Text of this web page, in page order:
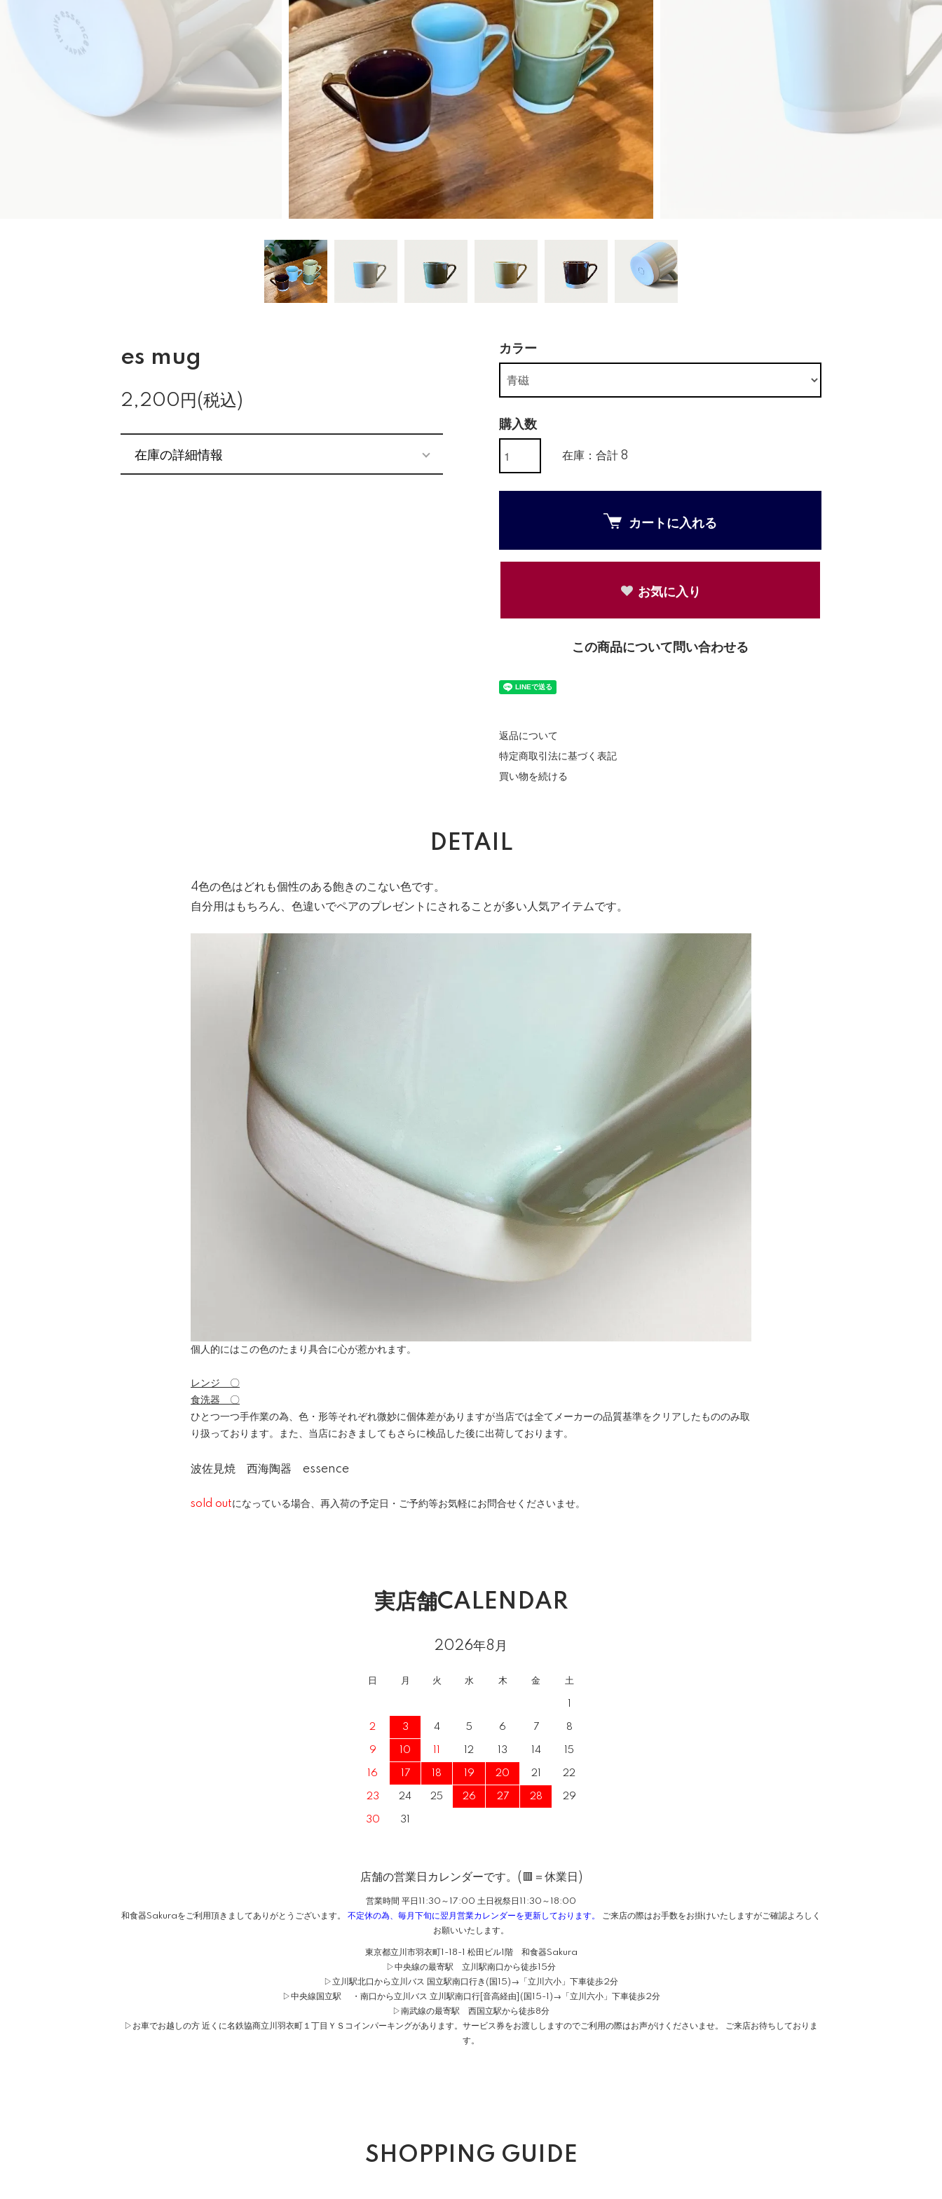
es mug
2,200円(税込)
在庫の詳細情報
カラー
購入数
在庫：合計 8
カートに入れる
お気に入り
この商品について問い合わせる
返品について
特定商取引法に基づく表記
買い物を続ける
DETAIL
4色の色はどれも個性のある飽きのこない色です。
自分用はもちろん、色違いでペアのプレゼントにされることが多い人気アイテムです。
個人的にはこの色のたまり具合に心が惹かれます。
レンジ 〇
食洗器 〇
ひとつ一つ手作業の為、色・形等それぞれ微妙に個体差がありますが当店では全てメーカーの品質基準をクリアしたもののみ取
り扱っております。また、当店におきましてもさらに検品した後に出荷しております。
波佐見焼 西海陶器 essence
sold outになっている場合、再入荷の予定日・ご予約等お気軽にお問合せくださいませ。
実店舗CALENDAR
2026年8月
日 月 火 水 木 金 土
2 3 4 5 6 7 8
9 10 12 13 14 15
16 17 18 19 20 21 22
23 24 25 26 27 28 29
30 31
店舗の営業日カレンダーです。(🟥＝休業日)
営業時間 平日11:30～17:00 土日祝祭日11:30～18:00
和食器Sakuraをご利用頂きましてありがとうございます。 不定休の為、毎月下旬に翌月営業カレンダーを更新しております。
ご来店の際はお手数をお掛けいたしますがご確認よろしく
お願いいたします。
東京都立川市羽衣町1-18-1 松田ビル1階 和食器Sakura
▷中央線の最寄駅 立川駅南口から徒歩15分
▷立川駅北口から立川バス 国立駅南口行き(国15)→「立川六小」下車徒歩2分
▷中央線国立駅 ・南口から立川バス 立川駅南口行[音高経由](国15-1)→「立川六小」下車徒歩2分
▷南武線の最寄駅 西国立駅から徒歩8分
▷お車でお越しの方 近くに名鉄協商立川羽衣町１丁目ＹＳコインパーキングがあります。サービス券をお渡ししますのでご利用の際はお声がけくださいませ。 ご来店お待ちしておりま
す。
SHOPPING GUIDE